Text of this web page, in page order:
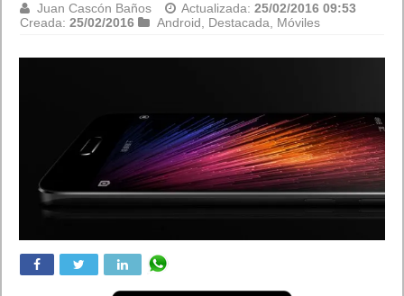
Juan Cascón Baños Actualizada:25/02/2016 09:53
Creada:25/02/2016 Android Destacada Móviles